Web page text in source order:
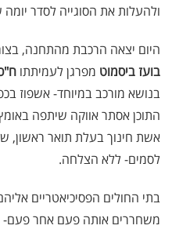
ולהעלות את הסוגייה לסדר
היום יצאה הרכבת מהתחנה,
בועז ביסמוט מפרגן לעמיתתו
בנושא מורכב במיוחד- אשפוז
התוכן אסתר אווקה שיתפה
לסמים- ללא הצלחה.
‏בתי החולים הפסיכיאטריים
משחררים אותה פעם אחר פעם-